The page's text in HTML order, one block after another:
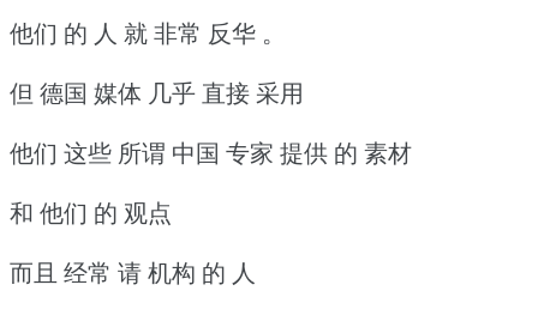
他们 的 人 就 非常 反华 。
但 德国 媒体 几乎 直接 采用
他们 这些 所谓 中国 专家 提供 的 素材
和 他们 的 观点
而且 经常 请 机构 的 人